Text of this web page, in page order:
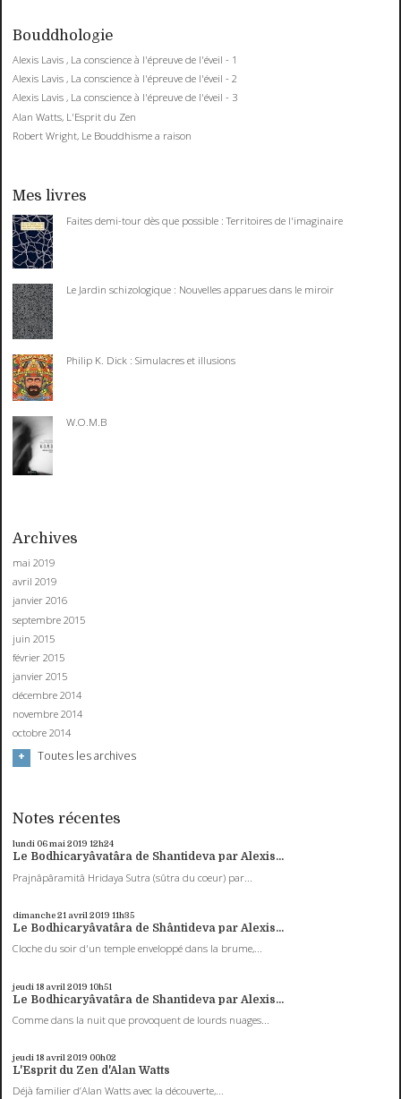
Bouddhologie
Alexis Lavis , La conscience à l'épreuve de l'éveil - 1
Alexis Lavis , La conscience à l'épreuve de l'éveil - 2
Alexis Lavis , La conscience à l'épreuve de l'éveil - 3
Alan Watts, L'Esprit du Zen
Robert Wright, Le Bouddhisme a raison
Mes livres
Faites demi-tour dès que possible : Territoires de l'imaginaire
Le Jardin schizologique : Nouvelles apparues dans le miroir
Philip K. Dick : Simulacres et illusions
W.O.M.B
Archives
mai 2019
avril 2019
janvier 2016
septembre 2015
juin 2015
février 2015
janvier 2015
décembre 2014
novembre 2014
octobre 2014
Toutes les archives
Notes récentes
lundi 06mai 2019 12h24
Le Bodhicaryâvatâra de Shantideva par Alexis...
Prajnâpâramitâ Hridaya Sutra (sûtra du coeur) par...
dimanche 21 avril 2019 11h35
Le Bodhicaryâvatâra de Shântideva par Alexis...
Cloche du soir d'un temple enveloppé dans la brume,...
jeudi 18 avril 2019 10h51
Le Bodhicaryâvatâra de Shantideva par Alexis...
Comme dans la nuit que provoquent de lourds nuages...
jeudi 18 avril 2019 00h02
L'Esprit du Zen d'Alan Watts
Déjà familier d’Alan Watts avec la découverte,...